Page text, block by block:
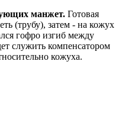
манжет. Готовая
(трубу), затем - на кожух
гофро изгиб между
служить компенсатором
кожуха.